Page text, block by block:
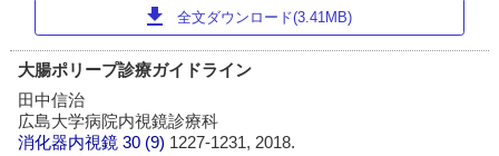
download 全文ダウンロード(3.41MB)
大腸ポリープ診療ガイドライン
田中信治
広島大学病院内視鏡診療科
消化器内視鏡 30 (9) 1227-1231, 2018.